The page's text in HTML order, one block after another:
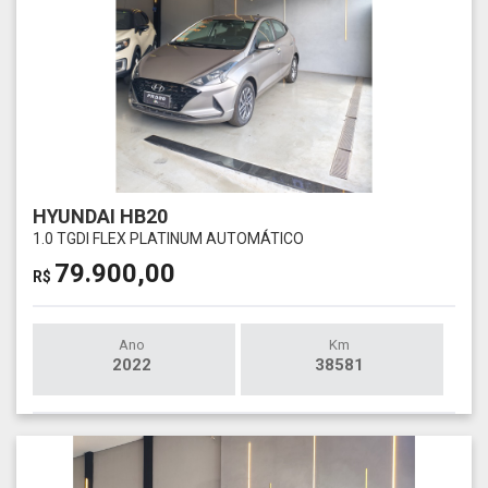
HYUNDAI HB20
1.0 TGDI FLEX PLATINUM AUTOMÁTICO
R$ 79.900,00
Ano
2022
Km
38581